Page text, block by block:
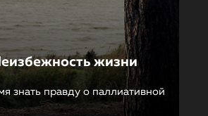
жизни
знать правду о паллиативной